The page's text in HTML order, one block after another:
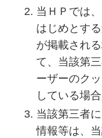
当ＨＰでは
はじめとす
が掲載され
て、当該第
ーザーのク
している場
当該第三者
情報等は、